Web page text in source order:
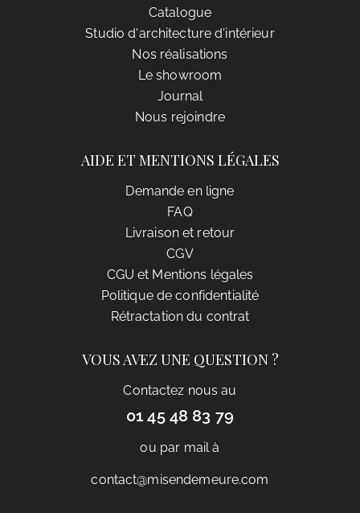
Catalogue
Studio d'architecture d'intérieur
Nos réalisations
Le showroom
Journal
Nous rejoindre
AIDE ET MENTIONS LÉGALES
Demande en ligne
FAQ
Livraison et retour
CGV
CGU et Mentions légales
Politique de confidentialité
Rétractation du contrat
VOUS AVEZ UNE QUESTION ?
Contactez nous au
01 45 48 83 79
ou par mail à
contact@misendemeure.com